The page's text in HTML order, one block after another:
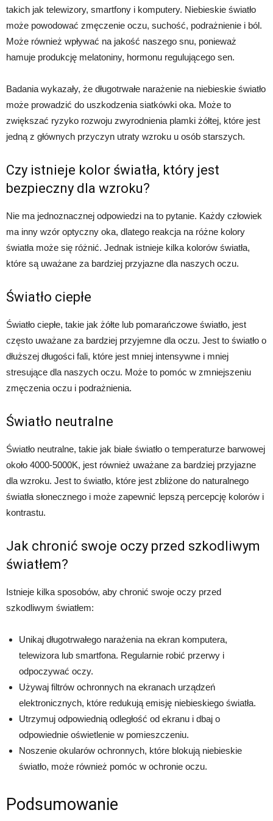
takich jak telewizory, smartfony i komputery. Niebieskie światło
może powodować zmęczenie oczu, suchość, podrażnienie i ból.
Może również wpływać na jakość naszego snu, ponieważ
hamuje produkcję melatoniny, hormonu regulującego sen.
Badania wykazały, że długotrwałe narażenie na niebieskie światło
może prowadzić do uszkodzenia siatkówki oka. Może to
zwiększać ryzyko rozwoju zwyrodnienia plamki żółtej, które jest
jedną z głównych przyczyn utraty wzroku u osób starszych.
Czy istnieje kolor światła, który jest
bezpieczny dla wzroku?
Nie ma jednoznacznej odpowiedzi na to pytanie. Każdy człowiek
ma inny wzór optyczny oka, dlatego reakcja na różne kolory
światła może się różnić. Jednak istnieje kilka kolorów światła,
które są uważane za bardziej przyjazne dla naszych oczu.
Światło ciepłe
Światło ciepłe, takie jak żółte lub pomarańczowe światło, jest
często uważane za bardziej przyjemne dla oczu. Jest to światło o
dłuższej długości fali, które jest mniej intensywne i mniej
stresujące dla naszych oczu. Może to pomóc w zmniejszeniu
zmęczenia oczu i podrażnienia.
Światło neutralne
Światło neutralne, takie jak białe światło o temperaturze barwowej
około 4000-5000K, jest również uważane za bardziej przyjazne
dla wzroku. Jest to światło, które jest zbliżone do naturalnego
światła słonecznego i może zapewnić lepszą percepcję kolorów i
kontrastu.
Jak chronić swoje oczy przed szkodliwym
światłem?
Istnieje kilka sposobów, aby chronić swoje oczy przed
szkodliwym światłem:
Unikaj długotrwałego narażenia na ekran komputera,
telewizora lub smartfona. Regularnie robić przerwy i
odpoczywać oczy.
Używaj filtrów ochronnych na ekranach urządzeń
elektronicznych, które redukują emisję niebieskiego światła.
Utrzymuj odpowiednią odległość od ekranu i dbaj o
odpowiednie oświetlenie w pomieszczeniu.
Noszenie okularów ochronnych, które blokują niebieskie
światło, może również pomóc w ochronie oczu.
Podsumowanie